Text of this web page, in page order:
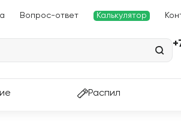
Вопрос-ответ Калькулятор
Распил
пиломатериалы